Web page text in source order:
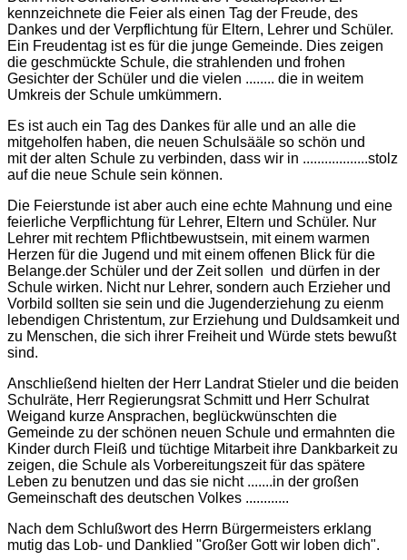
kennzeichnete die Feier als einen Tag der Freude, des
Dankes und der Verpflichtung für Eltern, Lehrer und Schüler.
Ein Freudentag ist es für die junge Gemeinde. Dies zeigen
die geschmückte Schule, die strahlenden und frohen
Gesichter der Schüler und die vielen ........ die in weitem
Umkreis der Schule umkümmern.
Es ist auch ein Tag des Dankes für alle und an alle die
mitgeholfen haben, die neuen Schulsääle so schön und
mit der alten Schule zu verbinden, dass wir in ..................stolz
auf die neue Schule sein können.
Die Feierstunde ist aber auch eine echte Mahnung und eine
feierliche Verpflichtung für Lehrer, Eltern und Schüler. Nur
Lehrer mit rechtem Pflichtbewustsein, mit einem warmen
Herzen für die Jugend und mit einem offenen Blick für die
Belange.der Schüler und der Zeit sollen und dürfen in der
Schule wirken. Nicht nur Lehrer, sondern auch Erzieher und
Vorbild sollten sie sein und die Jugenderziehung zu eienm
lebendigen Christentum, zur Erziehung und Duldsamkeit und
zu Menschen, die sich ihrer Freiheit und Würde stets bewußt
sind.
Anschließend hielten der Herr Landrat Stieler und die beiden
Schulräte, Herr Regierungsrat Schmitt und Herr Schulrat
Weigand kurze Ansprachen, beglückwünschten die
Gemeinde zu der schönen neuen Schule und ermahnten die
Kinder durch Fleiß und tüchtige Mitarbeit ihre Dankbarkeit zu
zeigen, die Schule als Vorbereitungszeit für das spätere
Leben zu benutzen und das sie nicht .......in der großen
Gemeinschaft des deutschen Volkes ............
Nach dem Schlußwort des Herrn Bürgermeisters erklang
mutig das Lob- und Danklied "Großer Gott wir loben dich".